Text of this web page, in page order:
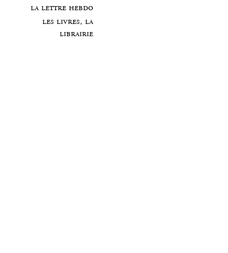
la lettre hebdo
les livres, la
librairie